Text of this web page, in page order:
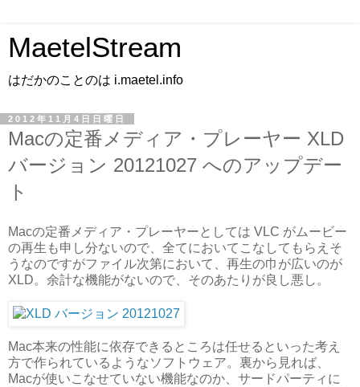
MaetelStream
はだかのことのは i.maetel.info
2012年11月4日日曜日
Macの定番メディア・プレーヤー XLD
バージョン 20121027 へのアップデー
ト
Macの定番メディア・プレーヤーとしては VLC がムービー
の再生も申し分ないので、全てにおいてこなしてもらえそ
うなのですがファイル次第において、再生の巾が広いのが
XLD。余計な機能がないので、そのあたりが良し悪し。
Mac本来の性能に依存できるところは任せるといった考え
方で作られているようなソフトウェア。裏から見れば、
Macが使いこなせていない機能なのか、サードパーティに